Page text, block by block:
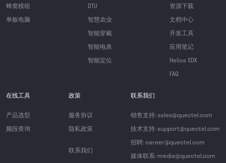
蜂窝模组
单板电脑
DTU
智慧农业
智能穿戴
智能电表
智能定位
资源下载
文档中心
开发工具
应用笔记
Helios SDK
FAQ
在线工具
产品选型
频段查询
政策
服务协议
隐私政策
联系我们
联系我们
销售支持: sales@quectel.com
技术支持: support@quectel.com
招聘: career@quectel.com
媒体联系: media@quectel.com